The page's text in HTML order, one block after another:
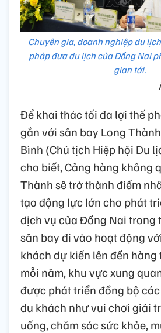
Chuyên gia, doanh nghiệp du
pháp đưa du lịch của Đồng Nai
gian tới.
Để khai thác tối đa lợi thế
gắn với sân bay Long
Bình (Chủ tịch Hiệp hội Du
cho biết, Cảng hàng không
Thành sẽ trở thành điểm
tạo động lực lớn cho phát
dịch vụ của Đồng Nai trong
sân bay đi vào hoạt động
khách dự kiến lên đến
mỗi năm, khu vực xung
được phát triển đồng bộ
du khách như vui chơi giải
uống, chăm sóc sức khỏe,